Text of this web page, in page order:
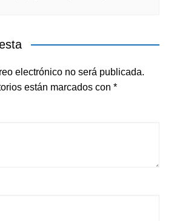
electrónico no será publicada.
están marcados con *